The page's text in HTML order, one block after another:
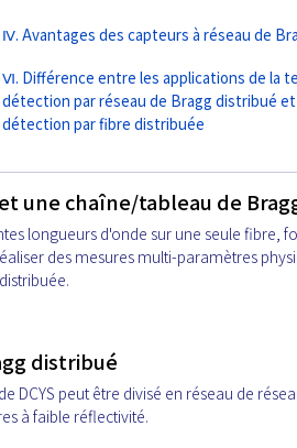
Ⅳ. Avantages des capteurs à réseau de
Ⅵ. Différence entre les applications de la
détection par réseau de Bragg distribué
détection par fibre distribuée
une chaîne/tableau de
longueurs d'onde sur une seule fibre,
des mesures multi-paramètres
distribué
peut être divisé en réseau de
à faible réflectivité.